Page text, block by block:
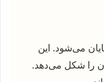
می‌شود. این
را شکل می‌دهد.